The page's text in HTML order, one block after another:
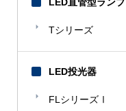
Tシリーズ
LED投光器
FLシリーズⅠ